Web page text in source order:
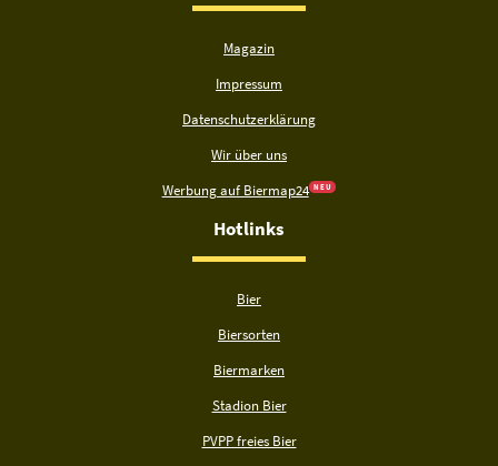
Magazin
Impressum
Datenschutzerklärung
Wir über uns
Werbung auf Biermap24 N E U
Hotlinks
Bier
Biersorten
Biermarken
Stadion Bier
PVPP freies Bier